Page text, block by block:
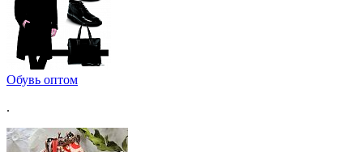
Обувь оптом
.